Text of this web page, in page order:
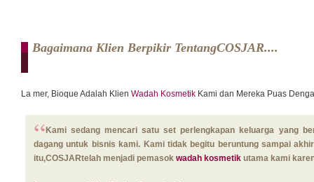
Bagaimana Klien Berpikir TentangCOSJAR....
La mer, Bioque Adalah Klien Wadah Kosmetik Kami dan Mereka Puas
Kami sedang mencari satu set perlengkapan keluarga yang
dagang untuk bisnis kami. Kami tidak begitu beruntung sampai
itu,COSJARtelah menjadi pemasok wadah kosmetik utama kami